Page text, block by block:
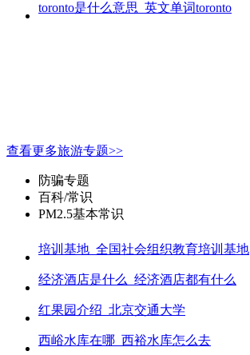
toronto是什么意思_英文单词toronto
查看更多旅游专题>>
防骗专题
百科/常识
PM2.5基本常识
培训基地_全国社会组织教育培训基地
经济酒店是什么_经济酒店都有什么
红果园介绍_北京交通大学
西峪水库在哪_西裕水库怎么去